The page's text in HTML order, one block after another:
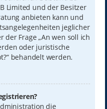
Limited und der Besitzer
anbieten kann und
jeglicher
der Frage „An wen soll ich
oder juristische
behandelt werden.
die